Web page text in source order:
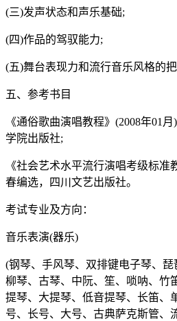
(三)发声状态和声乐基础;
(四)作品的驾驭能力;
(五)舞台表现力和流行音乐风格的把
五、参考书目
《通俗歌曲演唱教程》(2008年01
学院出版社;
《社会艺术水平流行演唱考级标准
春编选，四川文艺出版社。
考试专业及方向：
音乐表演(器乐)
(钢琴、手风琴、双排键电子琴、琵
柳琴、古琴、中阮、笙、唢呐、竹
提琴、大提琴、低音提琴、长笛、
号、长号、大号、古典萨克斯管、